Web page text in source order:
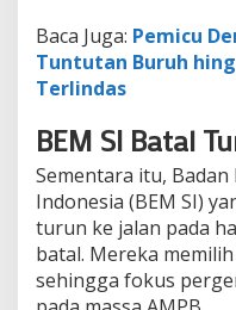
Baca Juga: Pemicu
Tuntutan Buruh
Terlindas
BEM SI Batal
Sementara itu,
Indonesia (BEM SI)
turun ke jalan pada
batal. Mereka
sehingga fokus